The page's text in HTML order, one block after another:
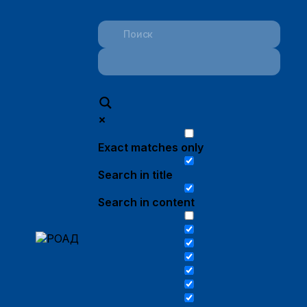
Exact matches only
Search in title
Search in content